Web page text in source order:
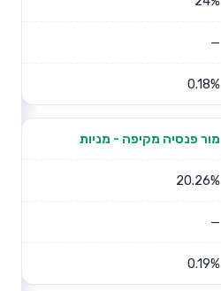
—
0.18%
מור פנסיה מקיפה - מניות
20.26%
—
0.19%